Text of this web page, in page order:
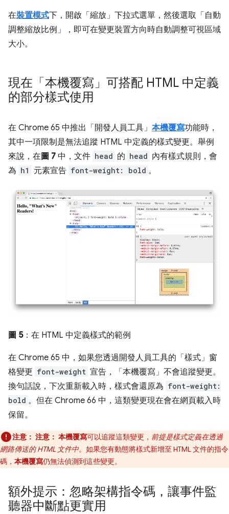
在裝置模式下，開啟「縮放」 下拉式選單，然後選取「自動
調整縮放比例」
，即可在變更裝置方向時自動調整可視區域
大小。
現在「本機覆寫」可搭配 HTML 中定義
的部分樣式使用
在 Chrome 65 中推出「開發人員工具」 本機覆寫功能時，
其中一項限制是無法追蹤 HTML 中定義的樣式變更。舉例
來說，在圖 7 中，文件 head 的 head 內有樣式規則，會
為 h1 元素宣告 font-weight: bold 。
圖 5：在 HTML 中定義樣式的範例
在 Chrome 65 中，如果您透過開發人員工具的「樣式」 窗
格變更 font-weight 宣告，「本機覆寫」 不會追蹤變更。
換句話說，下次重新載入時，樣式會還原為 font-weight:
bold 。但在 Chrome 66 中，這類變更現在會在網頁載入時
保留。
注意： 注意： 本機覆寫可以追蹤這類變更， 前提是樣式定義在透過
網路傳送的 HTML 文件中。如果您有動態將樣式新增至 HTML 文件的指令
碼， 本機覆寫仍無法偵測到這些變更。
額外提示：忽略架構指令碼，讓事件監
聽器中斷點更實用